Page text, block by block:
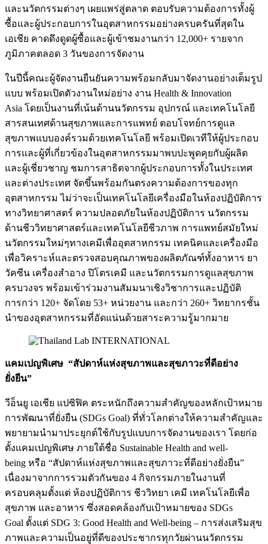
และนวัตกรรมต่างๆ เผยแพร่สู่ตลาด ตอบรับความต้องการทั้งผู้
ซื้อและผู้ประกอบการในอุตสาหกรรมอย่างครบครันที่สุดใน
เอเชีย คาดดึงดูดผู้ซื้อและผู้เข้าชมงานกว่า 12,000+ รายจาก
ภูมิภาคตลอด 3 วันของการจัดงาน
ในปีนี้คณะผู้จัดงานยืนยันความพร้อมกลับมาจัดงานอย่างเต็มรูป
แบบ พร้อมเปิดตัวงานใหม่อย่าง งาน Health & Innovation
Asia โดยเป็นงานที่เน้นด้านนวัตกรรม อุปกรณ์ และเทคโนโลยี
สารสนเทศด้านสุขภาพและการแพทย์ ตอบโจทย์การดูแล
สุขภาพแบบองค์รวมด้วยเทคโนโลยี พร้อมเปิดเวทีให้ผู้ประกอบ
การและผู้ที่เกี่ยวข้องในอุตสาหกรรมมาพบปะพูดคุยกับผู้ผลิต
และผู้เชี่ยวชาญ ชมการสาธิตจากผู้ประกอบการทั้งในประเทศ
และต่างประเทศ จัดขึ้นพร้อมกันตรงความต้องการของทุก
อุตสาหกรรม ไม่ว่าจะเป็นเทคโนโลยีเครื่องมือในห้องปฏิบัติการ
ทางวิทยาศาสตร์ ความปลอดภัยในห้องปฏิบัติการ นวัตกรรม
ด้านชีววิทยาศาสตร์และเทคโนโลยีชีวภาพ การแพทย์สมัยใหม่
นวัตกรรมใหม่ๆทางเคมีเพื่ออุตสาหกรรม เทคนิคและเครื่องมือ
เพื่อวิคราะห์และตรวจสอบคุณภาพของผลิตภัณฑ์ทั้งอาหาร ยา
วัคซีน เครื่องสำอาง ปิโตรเคมี และนวัตกรรมการดูแลสุขภาพ
ครบวงจร พร้อมเข้าร่วมงานสัมมนาเชิงวิชาการและปฏิบัติ
การกว่า 120+ จัดโดย 53+ หน่วยงาน และกว่า 260+ วิทยากรชั้น
นำของอุตสาหกรรมที่อัดแน่นด้วยสาระความรู้มากมาย
แคมเปญพิเศษ “สัปดาห์แห่งสุขภาพและสุขภาวะที่ดีอย่าง
ยั่งยืน”
วีอ็นยู เอเชีย แปซิฟิค ตระหนักถึงความสำคัญของหลักเป้าหมาย
การพัฒนาที่ยั่งยืน (SDGs Goal) ที่ทั่วโลกต่างให้ความสำคัญและ
พยายามนำมาประยุกต์ใช้กับรูปแบบการจัดงานของเรา โดยก่อ
ตั้งแคมเปญพิเศษ ภายใต้ชื่อ Sustainable Health and well-
being หรือ “สัปดาห์แห่งสุขภาพและสุขภาวะที่ดีอย่างยั่งยืน”
เนื่องมาจากการรวมตัวกันของ 4 กิจกรรมภายในงานที่
ครอบคลุมตั้งแต่ ห้องปฏิบัติการ ชีววิทยา เคมี เทคโนโลยีเพื่อ
สุขภาพ และอาหาร ซึ่งสอดคล้องกับเป้าหมายของ SDGs
Goal ตั้งแต่ SDG 3: Good Health and Well-being – การส่งเสริมสุข
ภาพและความเป็นอยู่ที่ดีของประชากรทุกวัยผ่านนวัตกรรม